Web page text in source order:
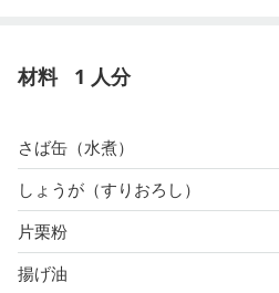
材料 1 人分
さば缶（水煮）
しょうが（すりおろし）
片栗粉
揚げ油